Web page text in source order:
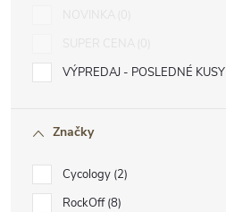
VÝPREDAJ - POSLEDNÉ KUSY
Značky
Cycology 2
RockOff 8